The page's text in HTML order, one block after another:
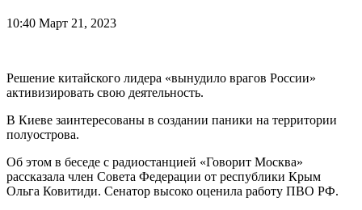
10:40 Март 21, 2023
Решение китайского лидера «вынудило врагов России»
активизировать свою деятельность.
В Киеве заинтересованы в создании паники на территории
полуострова.
Об этом в беседе с радиостанцией «Говорит Москва»
рассказала член Совета Федерации от республики Крым
Ольга Ковитиди. Сенатор высоко оценила работу ПВО РФ.